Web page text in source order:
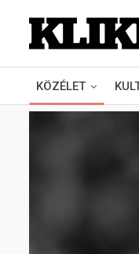
KÖZÉLET